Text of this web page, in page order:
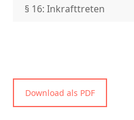
§ 16: Inkrafttreten
Download als PDF